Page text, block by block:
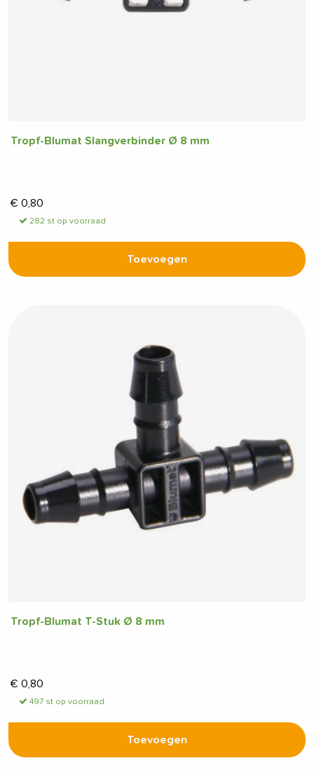
Tropf-Blumat Slangverbinder Ø 8 mm
€ 0,80
282 st op voorraad
Toevoegen
Tropf-Blumat T-Stuk Ø 8 mm
€ 0,80
497 st op voorraad
Toevoegen